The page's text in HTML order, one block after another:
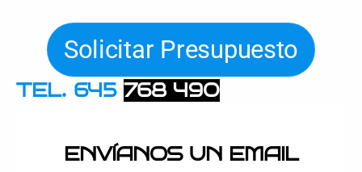
Solicitar Presupuesto
TEL. 645 768 490
ENVÍANOS UN EMAIL